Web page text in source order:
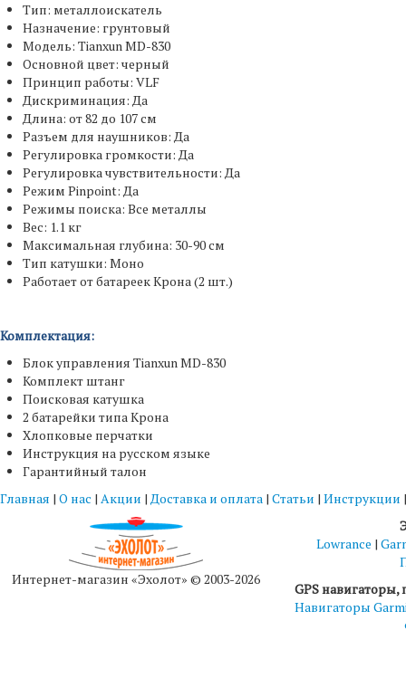
Тип: металлоискатель
Назначение: грунтовый
Модель: Tianxun MD-830
Основной цвет: черный
Принцип работы: VLF
Дискриминация: Да
Длина: от 82 до 107 см
Разъем для наушников: Да
Регулировка громкости: Да
Регулировка чувствительности: Да
Режим Pinpoint: Да
Режимы поиска: Все металлы
Вес: 1.1 кг
Максимальная глубина: 30-90 см
Тип катушки: Моно
Работает от батареек Крона (2 шт.)
Комплектация:
Блок управления Tianxun MD-830
Комплект штанг
Поисковая катушка
2 батарейки типа Крона
Хлопковые перчатки
Инструкция на русском языке
Гарантийный талон
Главная | О нас | Акции |Доставка и оплата | Статьи | Инструкции
Интернет-магазин «Эхолот» © 2003-2026
Lowrance |
GPS
Навигаторы